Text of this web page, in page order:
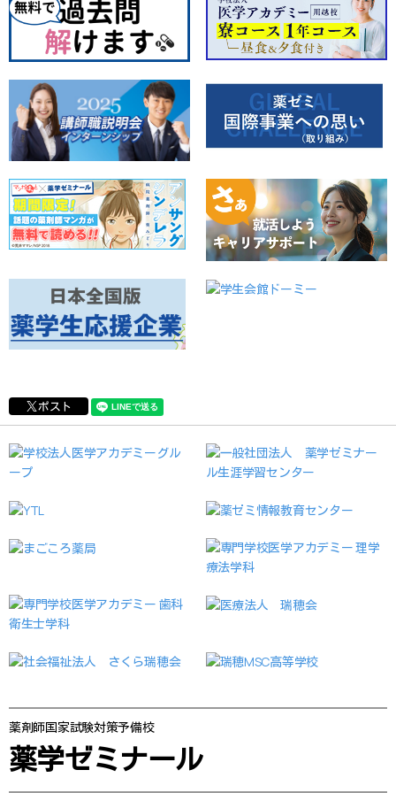
ポスト
薬剤師国家試験対策予備校
薬学ゼミナール